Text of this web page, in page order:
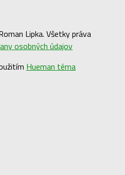
Lipka. Všetky práva
osobných údajov
Hueman téma